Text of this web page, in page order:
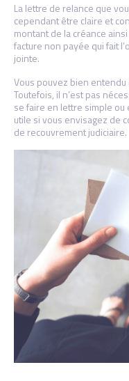
La lettre de relance que
cependant être claire et
montant de la créance
facture non payée qui fait
jointe.
Vous pouvez bien
Toutefois, il n’est pas
se faire en lettre simple ou
utile si vous envisagez de
de recouvrement judiciaire.